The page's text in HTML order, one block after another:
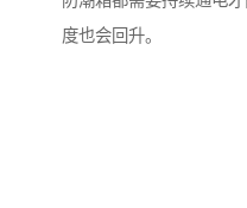
度也会回升。